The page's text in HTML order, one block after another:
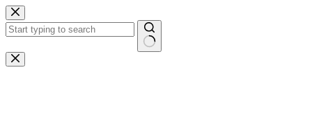
Zum
Inhalt
springen
Keine
Ergebnisse